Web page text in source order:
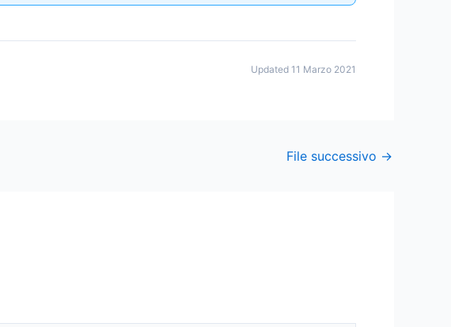
Updated 11 Marzo 2021
File successivo →